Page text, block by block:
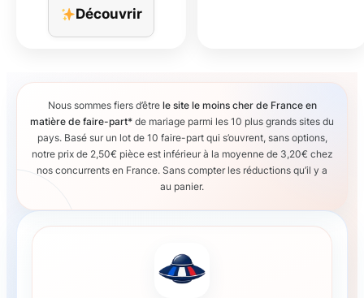
Découvrir
Nous sommes fiers d’être le site le moins cher de France en
matière de faire-part* de mariage parmi les 10 plus grands sites du
pays. Basé sur un lot de 10 faire-part qui s’ouvrent, sans options,
notre prix de 2,50€ pièce est inférieur à la moyenne de 3,20€ chez
nos concurrents en France. Sans compter les réductions qu’il y a
au panier.